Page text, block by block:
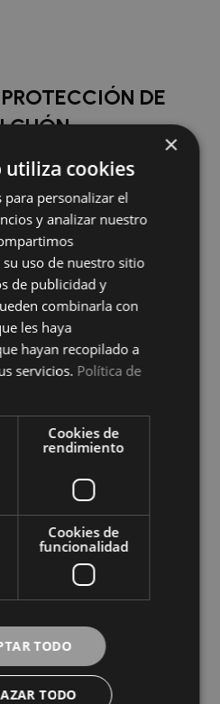
DE
Reversible Cotoblau
Ver precio
COMPRAR
mayor en El
del Textil
×
utiliza cookies
personalizar el
y analizar nuestro
uso de nuestro sitio
de publicidad y
combinarla con
les haya
hayan recopilado a
servicios. Política de
Cookies de
rendimiento
Cookies de
funcionalidad
TODO
TODO